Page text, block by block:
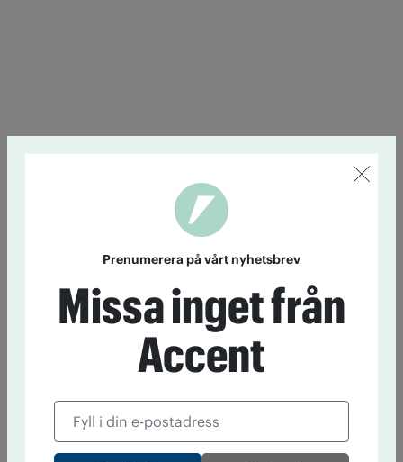
Prenumerera på vårt nyhetsbrev
Missa inget från
Accent